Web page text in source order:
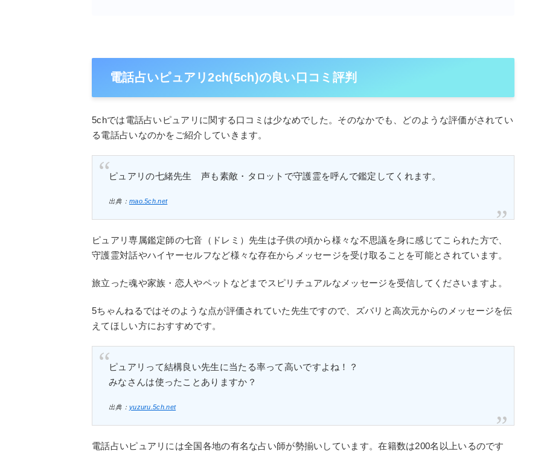
電話占いピュアリ2ch(5ch)の良い口コミ評判
5chでは電話占いピュアリに関する口コミは少なめでした。そのなかでも、どのような評価がされてい
る電話占いなのかをご紹介していきます。
ピュアリの七緒先生 声も素敵・タロットで守護霊を呼んで鑑定してくれます。
出典： mao.5ch.net
ピュアリ専属鑑定師の七音（ドレミ）先生は子供の頃から様々な不思議を身に感じてこられた方で、
守護霊対話やハイヤーセルフなど様々な存在からメッセージを受け取ることを可能とされています。
旅立った魂や家族・恋人やペットなどまでスピリチュアルなメッセージを受信してくださいますよ。
5ちゃんねるではそのような点が評価されていた先生ですので、ズバリと高次元からのメッセージを伝
えてほしい方におすすめです。
ピュアリって結構良い先生に当たる率って高いですよね！？
みなさんは使ったことありますか？
出典： yuzuru.5ch.net
電話占いピュアリには全国各地の有名な占い師が勢揃いしています。在籍数は200名以上いるのです